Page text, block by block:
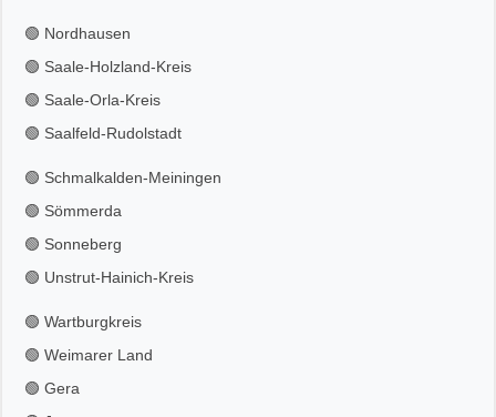
🟢 Nordhausen
🟢 Saale-Holzland-Kreis
🟢 Saale-Orla-Kreis
🟢 Saalfeld-Rudolstadt
🟢 Schmalkalden-Meiningen
🟢 Sömmerda
🟢 Sonneberg
🟢 Unstrut-Hainich-Kreis
🟢 Wartburgkreis
🟢 Weimarer Land
🟢 Gera